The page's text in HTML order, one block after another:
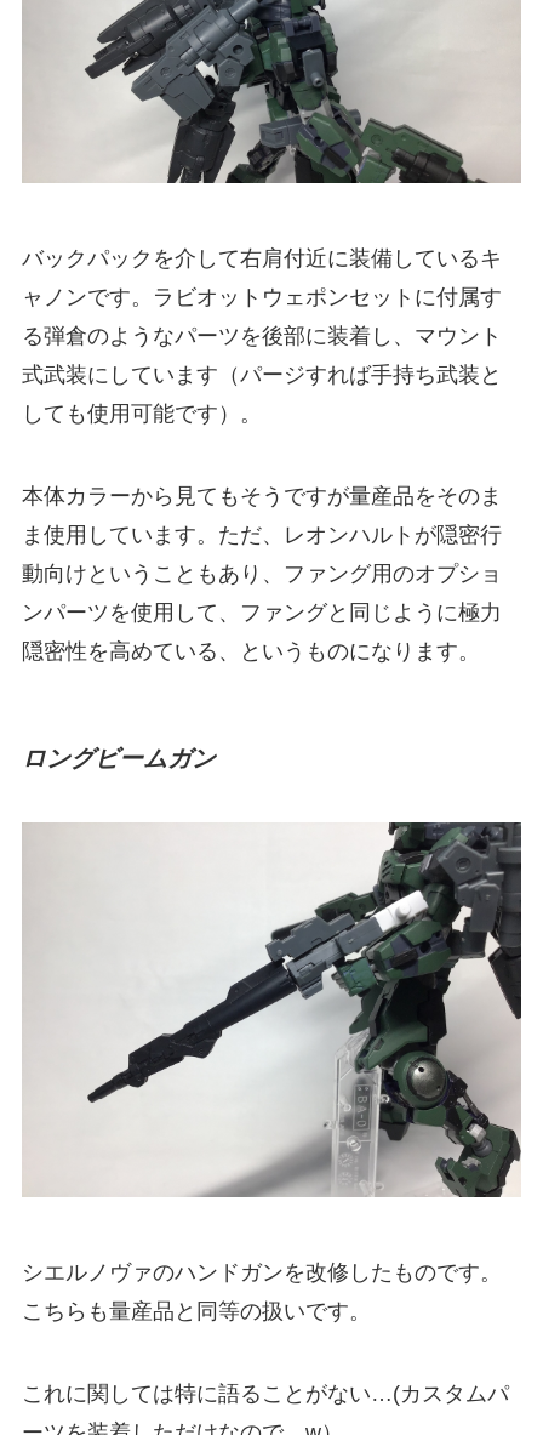
バックパックを介して右肩付近に装備しているキ
ャノンです。ラビオットウェポンセットに付属す
る弾倉のようなパーツを後部に装着し、マウント
式武装にしています（パージすれば手持ち武装と
しても使用可能です）。
本体カラーから見てもそうですが量産品をそのま
ま使用しています。ただ、レオンハルトが隠密行
動向けということもあり、ファング用のオプショ
ンパーツを使用して、ファングと同じように極力
隠密性を高めている、というものになります。
ロングビームガン
シエルノヴァのハンドガンを改修したものです。
こちらも量産品と同等の扱いです。
これに関しては特に語ることがない…(カスタムパ